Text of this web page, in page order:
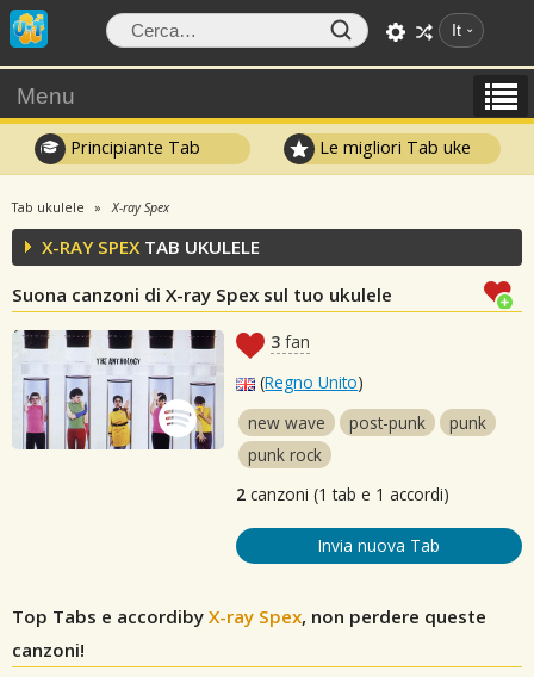
It
Menu
Principiante Tab Le migliori Tab uke
Tab ukulele X-ray Spex
X-RAY SPEX TAB UKULELE
Suona canzoni di X-ray Spex sul tuo ukulele
3 fan
(Regno Unito)
new wave
post-punk
punk
punk rock
2 canzoni (1 tab e 1 accordi)
Invia nuova Tab
Top Tabs e accordiby X-ray Spex, non perdere queste
canzoni!